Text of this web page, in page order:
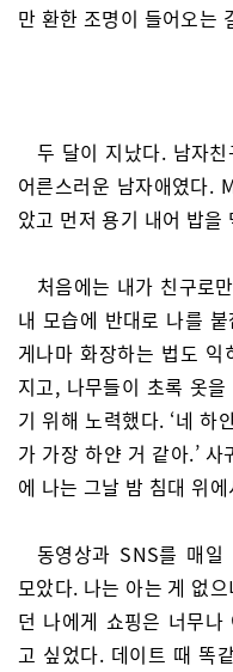
만 환한 조명이 들어오는
두 달이 지났다. 남자
어른스러운 남자애였다.
았고 먼저 용기 내어 밥을
처음에는 내가 친구로
내 모습에 반대로 나를
게나마 화장하는 법도
지고, 나무들이 초록 옷
기 위해 노력했다. ‘네 하
가 가장 하얀 거 같아.’
에 나는 그날 밤 침대 위
동영상과 SNS를 매일
모았다. 나는 아는 게 없
던 나에게 쇼핑은 너무
고 싶었다. 데이트 때 똑